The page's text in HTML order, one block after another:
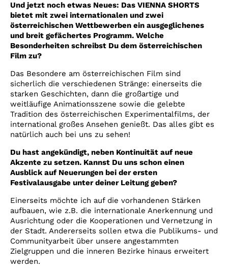
Und jetzt noch etwas Neues: Das VIENNA SHORTS
bietet mit zwei internationalen und zwei
österreichischen Wettbewerben ein ausgeglichenes
und breit gefächertes Programm. Welche
Besonderheiten schreibst Du dem österreichischen
Film zu?
Das Besondere am österreichischen Film sind
sicherlich die verschiedenen Stränge: einerseits die
starken Geschichten, dann die großartige und
weitläufige Animationsszene sowie die gelebte
Tradition des österreichischen Experimentalfilms, der
international großes Ansehen genießt. Das alles gibt es
natürlich auch bei uns zu sehen!
Du hast angekündigt, neben Kontinuität auf neue
Akzente zu setzen. Kannst Du uns schon einen
Ausblick auf Neuerungen bei der ersten
Festivalausgabe unter deiner Leitung geben?
Einerseits möchte ich auf die vorhandenen Stärken
aufbauen, wie z.B. die internationale Anerkennung und
Ausrichtung oder die Kooperationen und Vernetzung in
der Stadt. Andererseits sollen etwa die Publikums- und
Communityarbeit über unsere angestammten
Zielgruppen und die inneren Bezirke hinaus erweitert
werden.